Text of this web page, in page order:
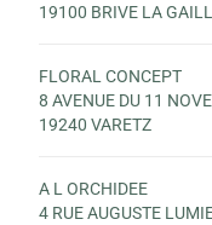
19100 BRIVE LA
FLORAL CONCEPT
8 AVENUE DU 11
19240 VARETZ
A L ORCHIDEE
4 RUE AUGUSTE